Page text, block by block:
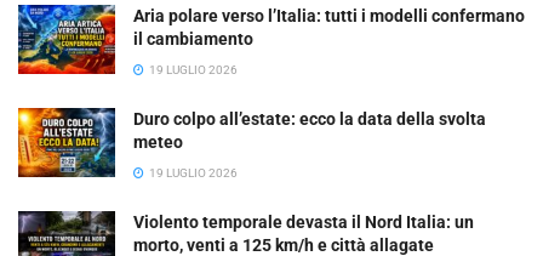
Aria polare verso l’Italia: tutti i modelli confermano
il cambiamento
19 LUGLIO 2026
Duro colpo all’estate: ecco la data della svolta
meteo
19 LUGLIO 2026
Violento temporale devasta il Nord Italia: un
morto, venti a 125 km/h e città allagate